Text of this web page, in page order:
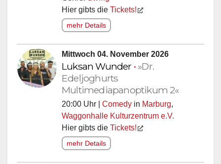
Hier gibts die Tickets!
mehr Details
Mittwoch 04. November 2026
Luksan Wunder • »Dr.
Edeljoghurts
Multimediapanoptikum 2«
20:00 Uhr | Comedy in Marburg
Waggonhalle Kulturzentrum e.V.
Hier gibts die Tickets!
mehr Details